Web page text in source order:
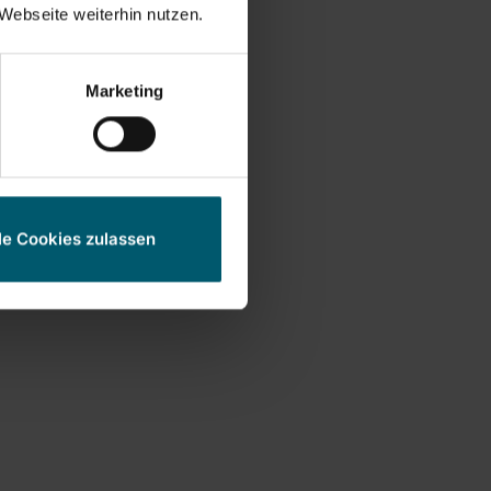
weiterhin nutzen.
Marketing
Cookies zulassen
de pesage
d'une utilisation deux